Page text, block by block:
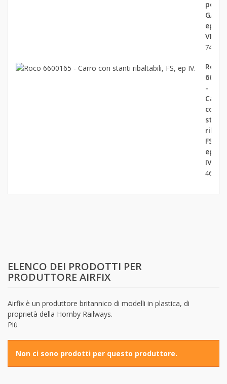
GATX,
ep
VI.
74,90 €
Roco
-
Carro
con
stanti
FS,
ep
IV.
46,90 €
ELENCO DEI PRODOTTI PER
PRODUTTORE AIRFIX
Airfix è un produttore britannico di modelli in plastica, di
proprietà della Hornby Railways.
Più
Non ci sono prodotti per questo produttore.